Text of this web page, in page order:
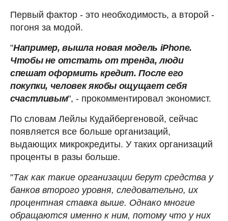
Первый фактор - это необходимость, а второй -
погоня за модой.
"Например, вышла новая модель iPhone.
Чтобы не отстать от тренда, люди
спешат оформить кредит. После его
покупки, человек якобы ощущает себя
счастливым", - прокомментировал экономист.
По словам Лейлы Кудайбергеновой, сейчас
появляется все больше организаций,
выдающих микрокредиты. У таких организаций
проценты в разы больше.
"Так как такие организации берут средства у
банков второго уровня, следовательно, их
процентная ставка выше. Однако многие
обращаются именно к ним, потому что у них